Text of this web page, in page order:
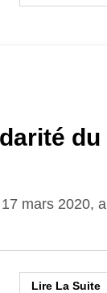
du
mars 2020, a
Lire La Suite